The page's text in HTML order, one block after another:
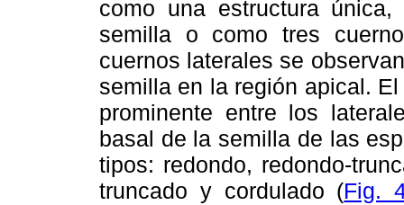
como una estructura
semilla o como tres
cuernos laterales se
semilla en la región apical.
prominente entre los
basal de la semilla de las
tipos: redondo, redondo-
truncado y cordulado (Fig.